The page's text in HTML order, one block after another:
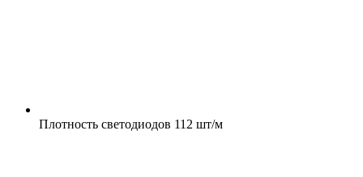
Плотность светодиодов 112 шт/м